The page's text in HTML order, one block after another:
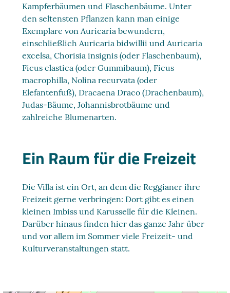
Kampferbäumen und Flaschenbäume. Unter
den seltensten Pflanzen kann man einige
Exemplare von Auricaria bewundern,
einschließlich Auricaria bidwillii und Auricaria
excelsa, Chorisia insignis (oder Flaschenbaum),
Ficus elastica (oder Gummibaum), Ficus
macrophilla, Nolina recurvata (oder
Elefantenfuß), Dracaena Draco (Drachenbaum),
Judas-Bäume, Johannisbrotbäume und
zahlreiche Blumenarten.
Ein Raum für die Freizeit
Die Villa ist ein Ort, an dem die Reggianer ihre
Freizeit gerne verbringen: Dort gibt es einen
kleinen Imbiss und Karusselle für die Kleinen.
Darüber hinaus finden hier das ganze Jahr über
und vor allem im Sommer viele Freizeit- und
Kulturveranstaltungen statt.